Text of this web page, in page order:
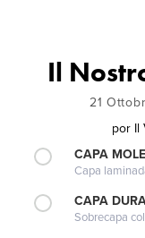
Il
21
por Il
CAPA MOLE
Capa
CAPA
Sobrecapa